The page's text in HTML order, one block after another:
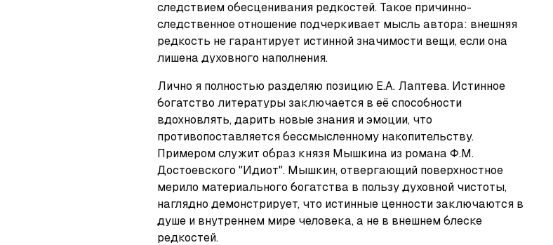
следствием обесценивания редкостей. Такое причинно-
следственное отношение подчеркивает мысль автора: внешняя
редкость не гарантирует истинной значимости вещи, если она
лишена духовного наполнения.
Лично я полностью разделяю позицию Е.А. Лаптева. Истинное
богатство литературы заключается в её способности
вдохновлять, дарить новые знания и эмоции, что
противопоставляется бессмысленному накопительству.
Примером служит образ князя Мышкина из романа Ф.М.
Достоевского "Идиот". Мышкин, отвергающий поверхностное
мерило материального богатства в пользу духовной чистоты,
наглядно демонстрирует, что истинные ценности заключаются в
душе и внутреннем мире человека, а не в внешнем блеске
редкостей.